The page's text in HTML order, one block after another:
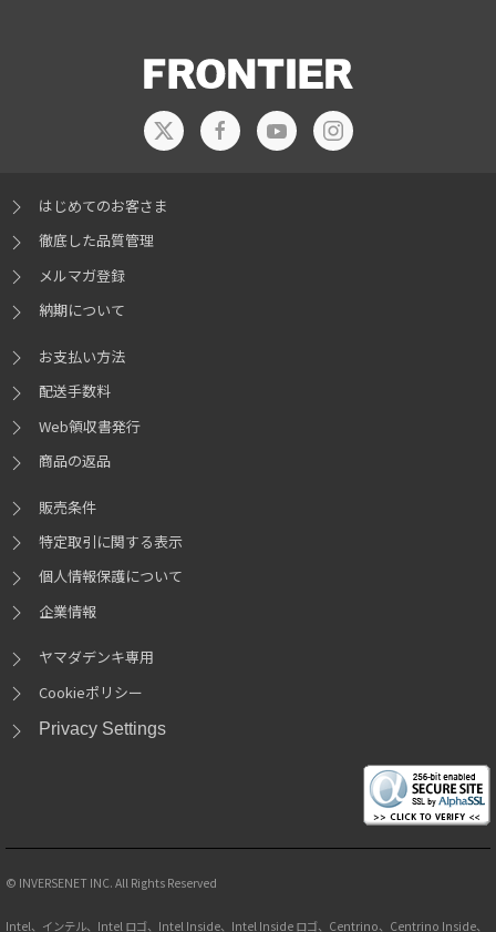
はじめてのお客さま
徹底した品質管理
メルマガ登録
納期について
お支払い方法
配送手数料
Web領収書発行
商品の返品
販売条件
特定取引に関する表示
個人情報保護について
企業情報
ヤマダデンキ専用
Cookieポリシー
Privacy Settings
© INVERSENET INC. All Rights Reserved
Intel、インテル、Intel ロゴ、Intel Inside、Intel Inside ロゴ、Centrino、Centrino Inside、